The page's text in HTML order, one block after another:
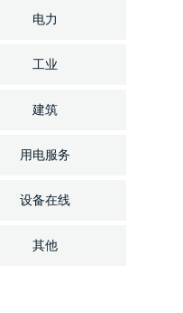
电力
工业
建筑
用电服务
设备在线
其他